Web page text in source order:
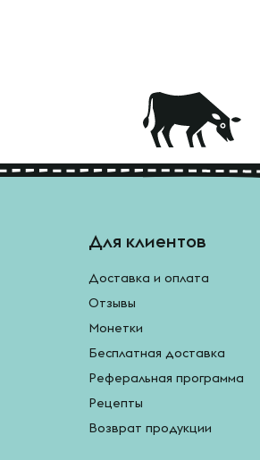
Для клиентов
Доставка и оплата
Отзывы
Монетки
Бесплатная доставка
Реферальная программа
Рецепты
Возврат продукции